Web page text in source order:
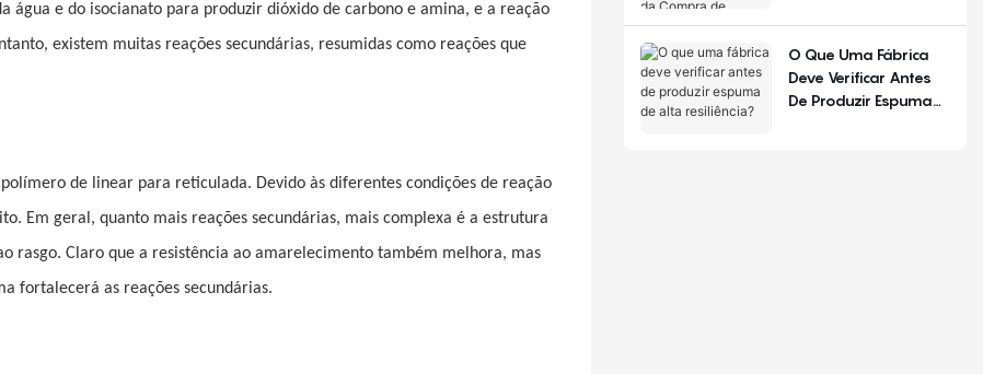
água e do isocianato para produzir dióxido de carbono e amina, e a reação
existem muitas reações secundárias, resumidas como reações que
de linear para reticulada. Devido às diferentes condições de reação
Em geral, quanto mais reações secundárias, mais complexa é a estrutura
rasgo. Claro que a resistência ao amarelecimento também melhora, mas
fortalecerá as reações secundárias.
Equipamentos Para
O Que Uma Fábrica
Deve Verificar Antes
De Produzir Espuma